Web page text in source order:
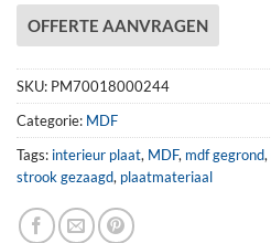
OFFERTE AANVRAGEN
SKU: PM70018000244
Categorie: MDF
Tags: interieur plaat, MDF, mdf gegrond,
strook gezaagd, plaatmateriaal